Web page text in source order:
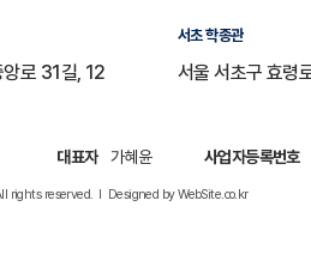
앙로 31길, 12
서초 학종관
서울 서초구 효령
대표자 가혜윤 사업자등록번호
rights reserved. l Designed byWebSite.co.kr